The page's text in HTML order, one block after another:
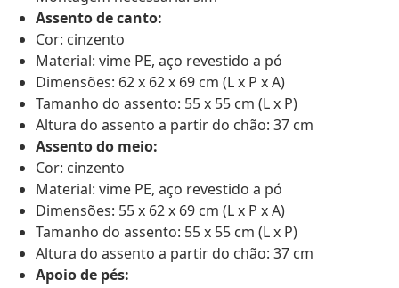
Assento de canto:
Cor: cinzento
Material: vime PE, aço revestido a pó
Dimensões: 62 x 62 x 69 cm (L x P x A)
Tamanho do assento: 55 x 55 cm (L x P)
Altura do assento a partir do chão: 37 cm
Assento do meio:
Cor: cinzento
Material: vime PE, aço revestido a pó
Dimensões: 55 x 62 x 69 cm (L x P x A)
Tamanho do assento: 55 x 55 cm (L x P)
Altura do assento a partir do chão: 37 cm
Apoio de pés: